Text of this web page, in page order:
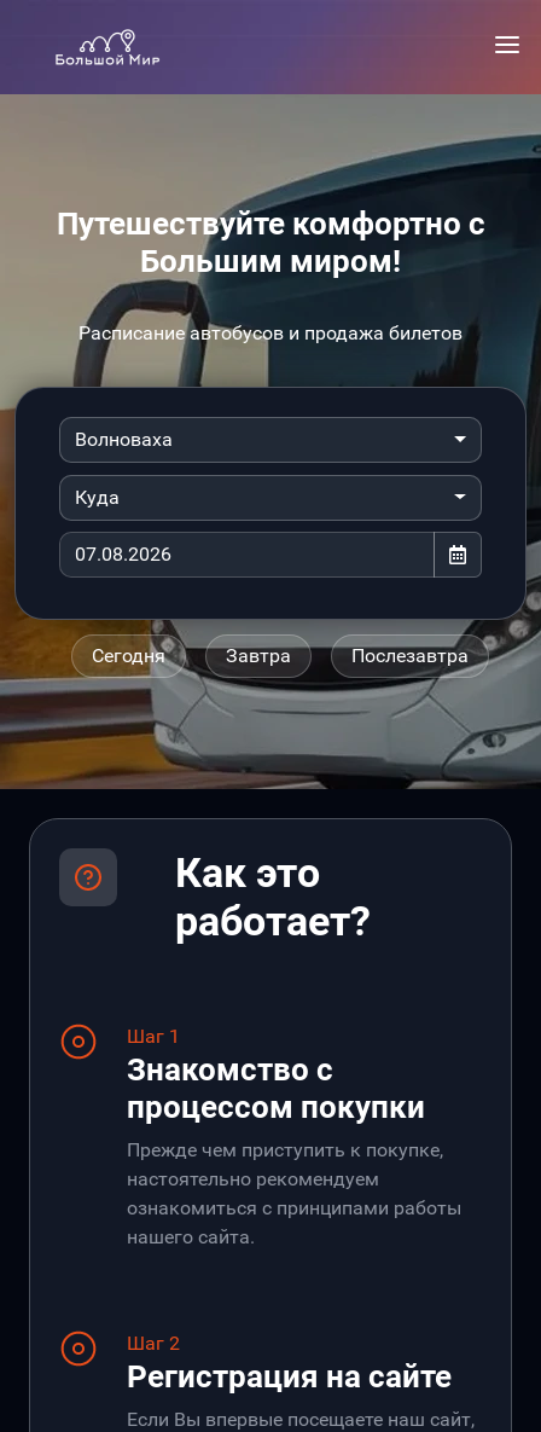
Путешествуйте комфортно с
Большим миром!
Расписание автобусов и продажа билетов
Волноваха
Куда
Сегодня Завтра Послезавтра
Как это
работает?
Шаг 1
Знакомство с
процессом покупки
Прежде чем приступить к покупке,
настоятельно рекомендуем
ознакомиться с принципами работы
нашего сайта.
Шаг 2
Регистрация на сайте
Если Вы впервые посещаете наш сайт,